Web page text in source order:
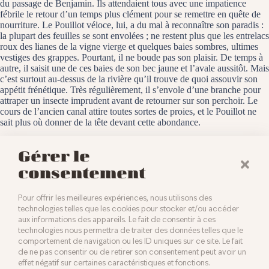
Gérer le
consentement
Pour offrir les meilleures expériences, nous utilisons des
technologies telles que les cookies pour stocker et/ou accéder
aux informations des appareils. Le fait de consentir à ces
technologies nous permettra de traiter des données telles que le
comportement de navigation ou les ID uniques sur ce site. Le fait
de ne pas consentir ou de retirer son consentement peut avoir un
effet négatif sur certaines caractéristiques et fonctions.
du passage de Benjamin. Ils attendaient tous avec une impatience
fébrile le retour d’un temps plus clément pour se remettre en quête de
nourriture. Le Pouillot véloce, lui, a du mal à reconnaître son paradis :
la plupart des feuilles se sont envolées ; ne restent plus que les entrelacs
roux des lianes de la vigne vierge et quelques baies sombres, ultimes
vestiges des grappes. Pourtant, il ne boude pas son plaisir. De temps à
autre, il saisit une de ces baies de son bec jaune et l’avale aussitôt. Mais
c’est surtout au-dessus de la rivière qu’il trouve de quoi assouvir son
appétit frénétique. Très régulièrement, il s’envole d’une branche pour
attraper un insecte imprudent avant de retourner sur son perchoir. Le
cours de l’ancien canal attire toutes sortes de proies, et le Pouillot ne
sait plus où donner de la tête devant cette abondance.